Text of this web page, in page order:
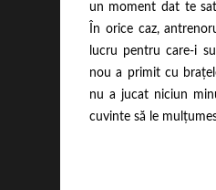
un moment dat te
În orice caz,
lucru pentru care-i
nou a primit cu
nu a jucat niciun
cuvinte să le